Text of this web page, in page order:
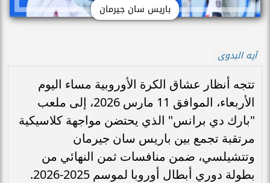
باريس سان جيرمان
آيه البدوى
تتجه أنظار عشاق الكرة الأوروبية مساء اليوم
الأربعاء، الموافق 11 مارس 2026، إلى ملعب
"بارك دي برانس" الذي يحتضن مواجهة كلاسيكية
مرتقبة تجمع بين باريس سان جيرمان
وتتشيلسي، ضمن منافسات ثمن النهائي من
بطولة دوري أبطال أوروبا لموسم 2025-2026.